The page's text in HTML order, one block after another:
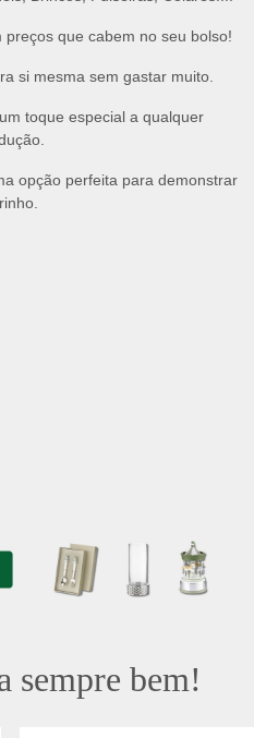
que cabem no seu bolso!
si mesma sem gastar muito.
toque especial a qualquer
opção perfeita para demonstrar
sempre bem!